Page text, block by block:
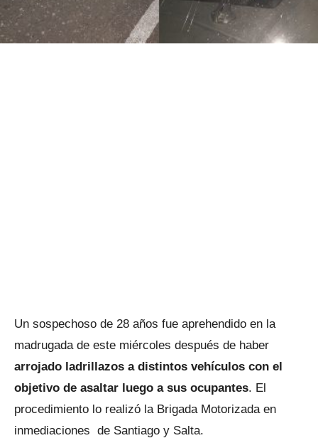
Un sospechoso de 28 años fue aprehendido en la
madrugada de este miércoles después de haber
arrojado ladrillazos a distintos vehículos con el
objetivo de asaltar luego a sus ocupantes. El
procedimiento lo realizó la Brigada Motorizada en
inmediaciones de Santiago y Salta.